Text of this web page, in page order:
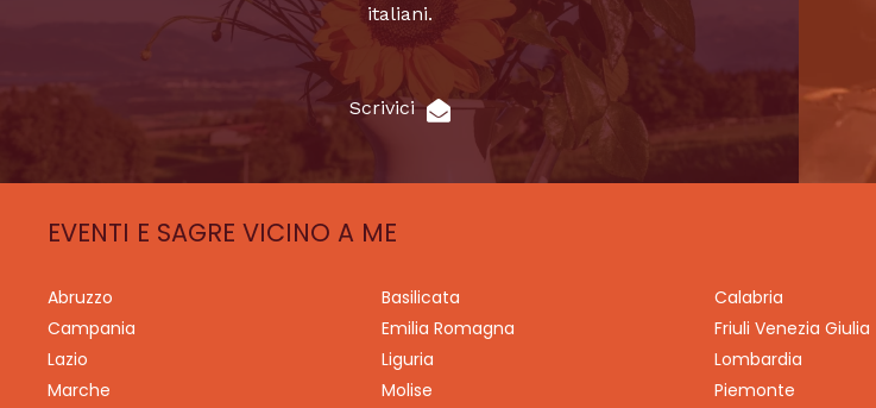
italiani.
Scrivici
EVENTI E SAGRE VICINO A ME
Abruzzo Basilicata
Calabria
Campania
Emilia Romagna
Friuli Venezia Giulia
Lazio
Liguria
Lombardia
Marche
Molise
Piemonte